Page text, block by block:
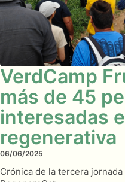
VerdCamp
más de 45
interesadas
regenerativa
06/06/2025
Crónica de la tercera